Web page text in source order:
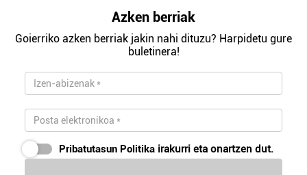
Azken berriak
Goierriko azken berriak jakin nahi dituzu? Harpidetu gure
buletinera!
Pribatutasun Politika irakurri eta onartzen dut.